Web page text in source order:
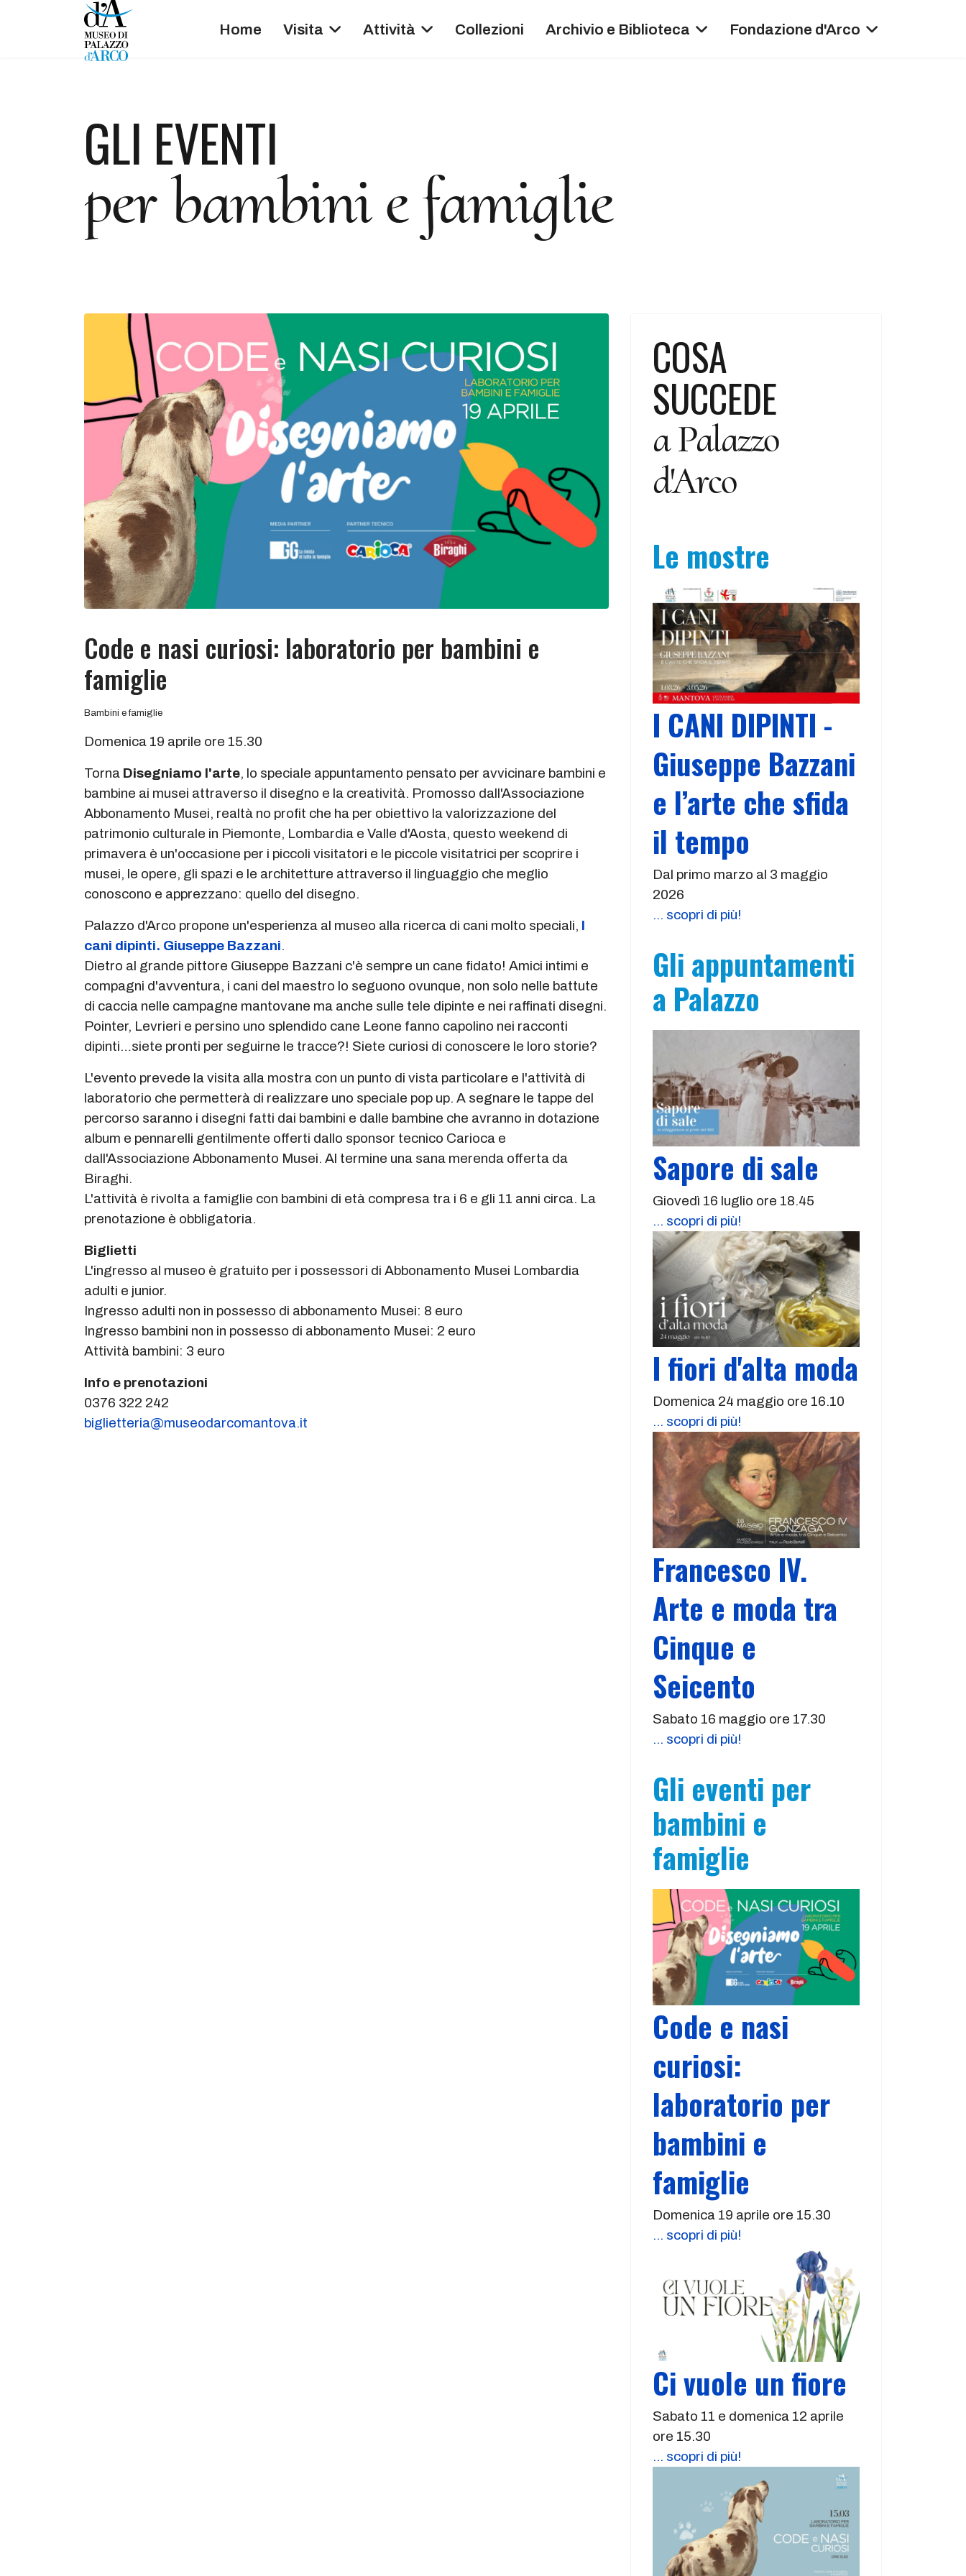
Home Visita Attività Collezioni Archivio e Biblioteca Fondazione d'Arco
GLI EVENTI
per bambini e famiglie
Code e nasi curiosi: laboratorio per bambini e
famiglie
Bambini e famiglie
Domenica 19 aprile ore 15.30
Torna Disegniamo l'arte, lo speciale appuntamento pensato per avvicinare bambini e
bambine ai musei attraverso il disegno e la creatività. Promosso dall'Associazione
Abbonamento Musei, realtà no profit che ha per obiettivo la valorizzazione del
patrimonio culturale in Piemonte, Lombardia e Valle d'Aosta, questo weekend di
primavera è un'occasione per i piccoli visitatori e le piccole visitatrici per scoprire i
musei, le opere, gli spazi e le architetture attraverso il linguaggio che meglio
conoscono e apprezzano: quello del disegno.
Palazzo d'Arco propone un'esperienza al museo alla ricerca di cani molto speciali, I
cani dipinti. Giuseppe Bazzani.
Dietro al grande pittore Giuseppe Bazzani c'è sempre un cane fidato! Amici intimi e
compagni d'avventura, i cani del maestro lo seguono ovunque, non solo nelle battute
di caccia nelle campagne mantovane ma anche sulle tele dipinte e nei raffinati disegni.
Pointer, Levrieri e persino uno splendido cane Leone fanno capolino nei racconti
dipinti…siete pronti per seguirne le tracce?! Siete curiosi di conoscere le loro storie?
L'evento prevede la visita alla mostra con un punto di vista particolare e l'attività di
laboratorio che permetterà di realizzare uno speciale pop up. A segnare le tappe del
percorso saranno i disegni fatti dai bambini e dalle bambine che avranno in dotazione
album e pennarelli gentilmente offerti dallo sponsor tecnico Carioca e
dall'Associazione Abbonamento Musei. Al termine una sana merenda offerta da
Biraghi.
L'attività è rivolta a famiglie con bambini di età compresa tra i 6 e gli 11 anni circa. La
prenotazione è obbligatoria.
Biglietti
L'ingresso al museo è gratuito per i possessori di Abbonamento Musei Lombardia
adulti e junior.
Ingresso adulti non in possesso di abbonamento Musei: 8 euro
Ingresso bambini non in possesso di abbonamento Musei: 2 euro
Attività bambini: 3 euro
Info e prenotazioni
0376 322 242
biglietteria@museodarcomantova.it
COSA
SUCCEDE
a Palazzo
d'Arco
Le mostre
I CANI DIPINTI -
Giuseppe Bazzani
e l’arte che sfida
il tempo
Dal primo marzo al 3 maggio
2026
... scopri di più!
Gli appuntamenti
a Palazzo
Sapore di sale
Giovedì 16 luglio ore 18.45
... scopri di più!
I fiori d'alta moda
Domenica 24 maggio ore 16.10
... scopri di più!
Francesco IV.
Arte e moda tra
Cinque e
Seicento
Sabato 16 maggio ore 17.30
... scopri di più!
Gli eventi per
bambini e
famiglie
Code e nasi
curiosi:
laboratorio per
bambini e
famiglie
Domenica 19 aprile ore 15.30
... scopri di più!
Ci vuole un fiore
Sabato 11 e domenica 12 aprile
ore 15.30
... scopri di più!